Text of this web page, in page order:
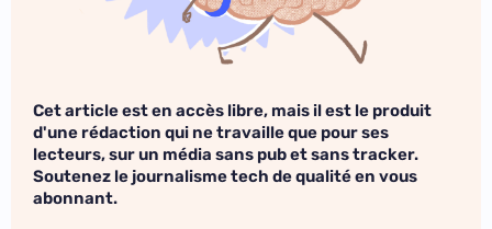
Cet article est en accès libre, mais il est le produit
d'une rédaction qui ne travaille que pour ses
lecteurs, sur un média sans pub et sans tracker.
Soutenez le journalisme tech de qualité en vous
abonnant.